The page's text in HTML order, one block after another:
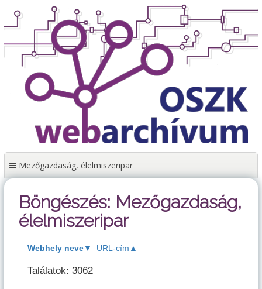
Tartalomhoz
Mezőgazdaság, élelmiszeripar
Böngészés: Mezőgazdaság,
élelmiszeripar